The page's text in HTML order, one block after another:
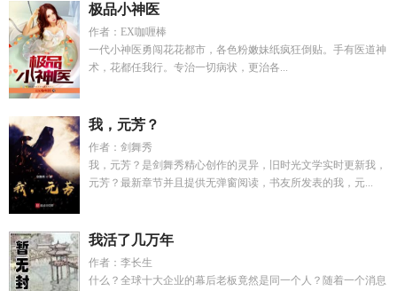
极品小神医
作者：EX咖喱棒
一代小神医勇闯花花都市，各色粉嫩妹纸疯狂倒贴。手有医道神
术，花都任我行。专治一切病状，更治各...
我，元芳？
作者：剑舞秀
我，元芳？是剑舞秀精心创作的灵异，旧时光文学实时更新我，
元芳？最新章节并且提供无弹窗阅读，书友所发表的我，元...
我活了几万年
作者：李长生
什么？全球十大企业的幕后老板竟然是同一个人？随着一个消息